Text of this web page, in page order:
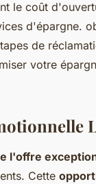
le coût
d'épargne.
de
votre
l'offre
Cette